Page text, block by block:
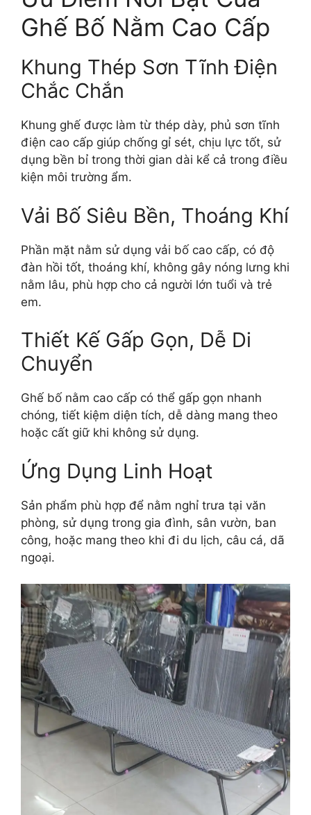
Ghế Bố Nằm Cao Cấp
Khung Thép Sơn Tĩnh Điện
Chắc Chắn
Khung ghế được làm từ thép dày, phủ sơn tĩnh
điện cao cấp giúp chống gỉ sét, chịu lực tốt, sử
dụng bền bỉ trong thời gian dài kể cả trong điều
kiện môi trường ẩm.
Vải Bố Siêu Bền, Thoáng Khí
Phần mặt nằm sử dụng vải bố cao cấp, có độ
đàn hồi tốt, thoáng khí, không gây nóng lưng khi
nằm lâu, phù hợp cho cả người lớn tuổi và trẻ
em.
Thiết Kế Gấp Gọn, Dễ Di
Chuyển
Ghế bố nằm cao cấp có thể gấp gọn nhanh
chóng, tiết kiệm diện tích, dễ dàng mang theo
hoặc cất giữ khi không sử dụng.
Ứng Dụng Linh Hoạt
Sản phẩm phù hợp để nằm nghỉ trưa tại văn
phòng, sử dụng trong gia đình, sân vườn, ban
công, hoặc mang theo khi đi du lịch, câu cá, dã
ngoại.